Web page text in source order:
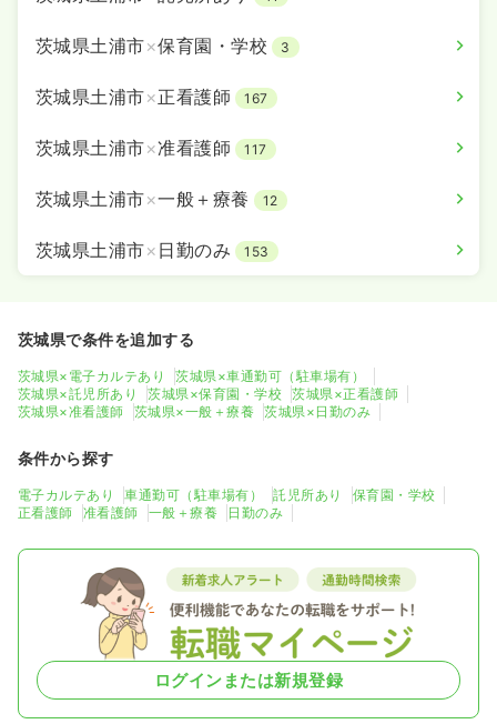
保健師
給与 23.3万円〜 /月 賞与3.6ヶ月
時間 8:30～17:30
茨城県土浦市×保育園・学校 3
茨城県土浦市×正看護師 167
茨城県土浦市×准看護師 117
茨城県土浦市×一般＋療養 12
茨城県土浦市× 日勤のみ 153
茨城県で条件を追加する
茨城県×電子カルテあり
茨城県×車通勤可（駐車場有）
茨城県×託児所あり
茨城県×保育園・学校
茨城県×正看護師
茨城県×准看護師
茨城県×一般＋療養 茨城県×日勤のみ
条件から探す
電子カルテあり 車通勤可（駐車場有） 託児所あり
保育園・学校
正看護師
准看護師 一般＋療養 日勤のみ
ログインまたは新規登録